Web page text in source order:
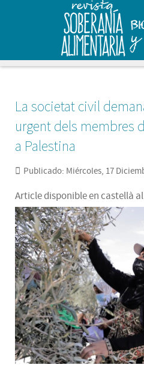
La societat civil
urgent dels membres
a Palestina
Publicado: Miércoles, 17
Article disponible en castellà